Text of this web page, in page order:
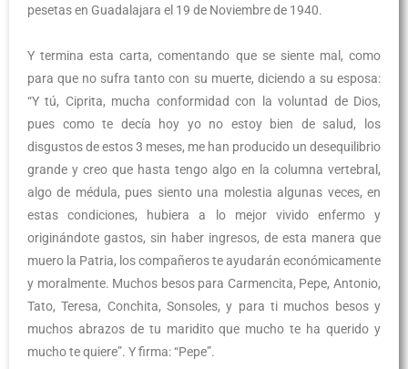
pesetas en Guadalajara el 19 de Noviembre de 1940.
Y termina esta carta, comentando que se siente mal, como
para que no sufra tanto con su muerte, diciendo a su esposa:
“Y tú, Ciprita, mucha conformidad con la voluntad de Dios,
pues como te decía hoy yo no estoy bien de salud, los
disgustos de estos 3 meses, me han producido un desequilibrio
grande y creo que hasta tengo algo en la columna vertebral,
algo de médula, pues siento una molestia algunas veces, en
estas condiciones, hubiera a lo mejor vivido enfermo y
originándote gastos, sin haber ingresos, de esta manera que
muero la Patria, los compañeros te ayudarán económicamente
y moralmente. Muchos besos para Carmencita, Pepe, Antonio,
Tato, Teresa, Conchita, Sonsoles, y para ti muchos besos y
muchos abrazos de tu maridito que mucho te ha querido y
mucho te quiere”. Y firma: “Pepe”.